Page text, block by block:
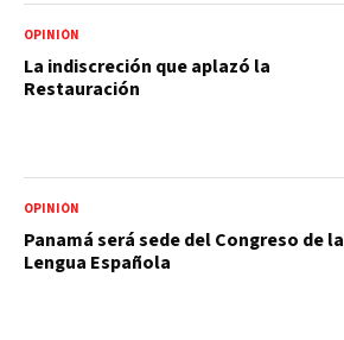
OPINIÓN
La indiscreción que aplazó la
Restauración
OPINIÓN
Panamá será sede del Congreso de la
Lengua Española